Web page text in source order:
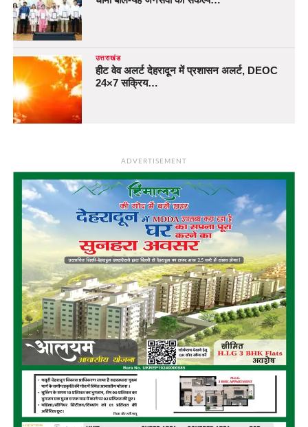
उत्तराखंड
हीट वेव अलर्ट देहरादून में प्रशासन अलर्ट, DEOC
24×7 सक्रिय…
ADVERTISEMENT